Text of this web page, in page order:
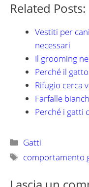
Related Posts:
Vestiti per
necessari
Il grooming
Perché il
Rifugio cerca
Farfalle
Perché i gatti
Categorie
Gatti
Tag
comportamento